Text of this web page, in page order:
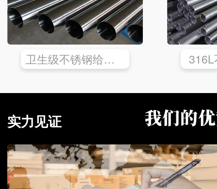
卫生级不锈钢给水管
实力见证